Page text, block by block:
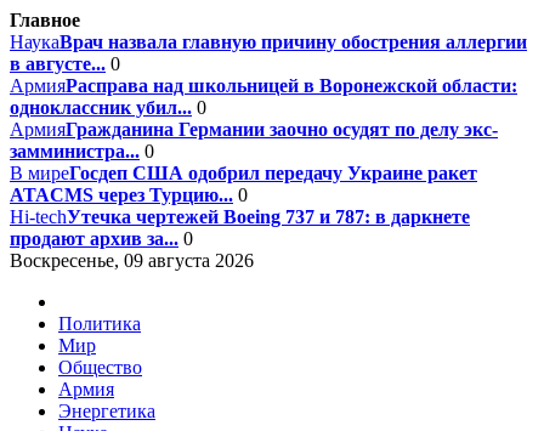
Главное
НаукаВрач назвала главную причину обострения аллергии
в августе... 0
АрмияРасправа над школьницей в Воронежской области:
одноклассник убил... 0
АрмияГражданина Германии заочно осудят по делу экс-
замминистра... 0
В миреГосдеп США одобрил передачу Украине ракет
ATACMS через Турцию... 0
Hi-techУтечка чертежей Boeing 737 и 787: в даркнете
продают архив за... 0
Воскресенье, 09 августа 2026
Политика
Мир
Общество
Армия
Энергетика